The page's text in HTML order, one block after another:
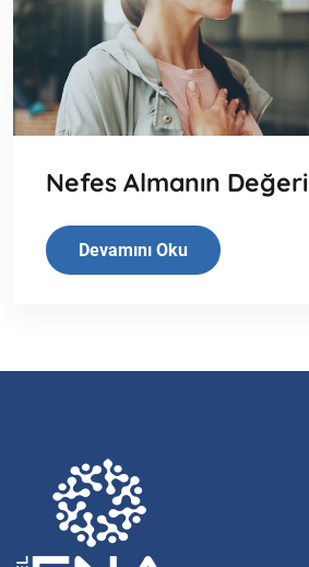
Nefes Almanın Değeri
Devamını Oku